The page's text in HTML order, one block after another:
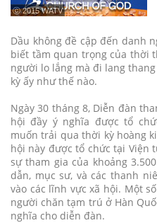
ⓒ 2015 WATV
Dầu không đề cập đến danh
biết tầm quan trọng của thời
người lo lắng mà đi lang
kỳ ấy như thế nào.
Ngày 30 tháng 8, Diễn đàn
hội đầy ý nghĩa được tổ
muốn trải qua thời kỳ hoàng
hội này được tổ chức tại Viện
sự tham gia của khoảng
dẫn, mục sư, và các thanh
vào các lĩnh vực xã hội. Một
người chăn tạm trú ở Hàn
nghĩa cho diễn đàn.